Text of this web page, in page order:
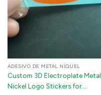
ADESIVO DE METAL NÍQUEL
Custom 3D Electroplate Metal
Nickel Logo Stickers for